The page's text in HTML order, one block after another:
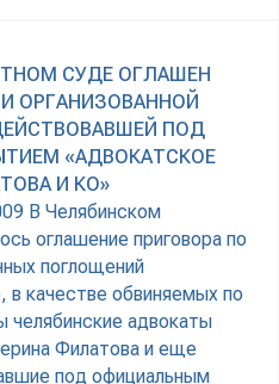
СУДЕ ОГЛАШЕН
ОРГАНИЗОВАННОЙ
ПОД
«АДВОКАТСКОЕ
И КО»
В Челябинском
оглашение приговора по
поглощений
в качестве обвиняемых по
челябинские адвокаты
Филатова и еще
под официальным